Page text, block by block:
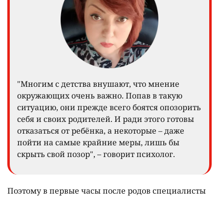
"Многим с детства внушают, что мнение
окружающих очень важно. Попав в такую
ситуацию, они прежде всего боятся опозорить
себя и своих родителей. И ради этого готовы
отказаться от ребёнка, а некоторые – даже
пойти на самые крайние меры, лишь бы
скрыть свой позор", – говорит психолог.
Поэтому в первые часы после родов специалисты